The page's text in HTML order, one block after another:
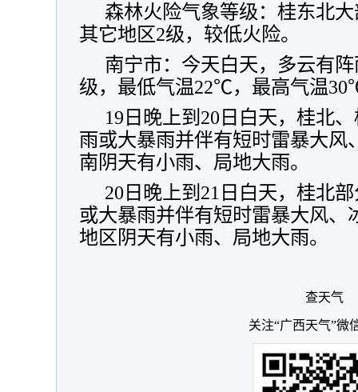
森林火险气象等级：桂东北
其它地区2级，较低火险。
南宁市：今天白天，多云有
级，最低气温22℃，最高气温
19日晚上到20日白天，桂北
雨或大暴雨并伴有短时雷暴大风
南阴天有小雨、局地大雨。
20日晚上到21日白天，桂北
或大暴雨并伴有短时雷暴大风、
地区阴天有小雨、局地大雨。
查天气
关注“广西天气”微